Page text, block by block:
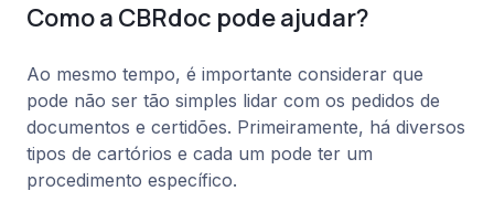
Como a CBRdoc pode ajudar?
Ao mesmo tempo, é importante considerar que
pode não ser tão simples lidar com os pedidos de
documentos e certidões. Primeiramente, há diversos
tipos de cartórios e cada um pode ter um
procedimento específico.